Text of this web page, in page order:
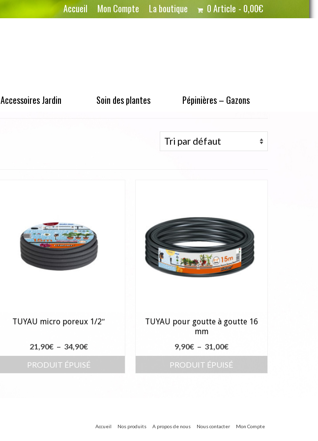
Accueil Mon Compte La boutique 0 Article 0,00€
Accessoires Jardin Soin des plantes Pépinières – Gazons
TUYAU micro poreux 1/2″
21,90€ – 34,90€Plage
de
prix :
PRODUIT ÉPUISÉ
TUYAU pour goutte à goutte 16
mm
9,90€ – 31,00€Plage
de
prix :
PRODUIT ÉPUISÉ
Accueil Nos produits A propos de nous Nous contacter Mon Compte